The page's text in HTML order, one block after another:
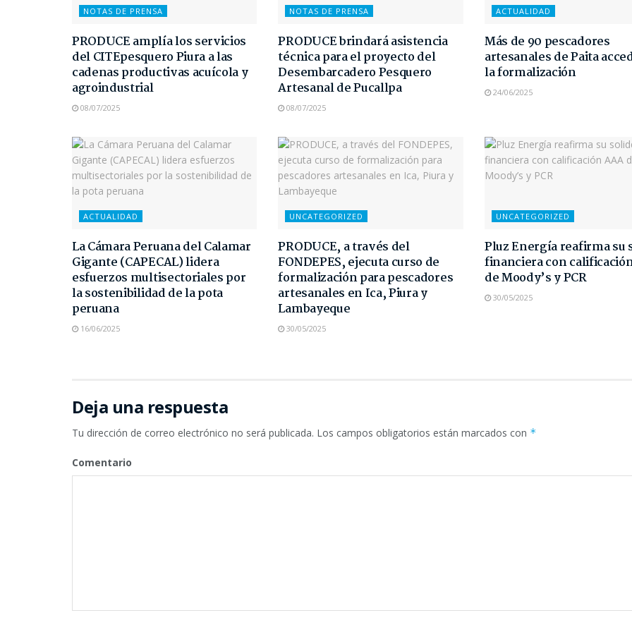
NOTAS DE PRENSA
PRODUCE amplía los servicios
del CITEpesquero Piura a las
cadenas productivas acuícola y
agroindustrial
08/07/2025
NOTAS DE PRENSA
PRODUCE brindará asistencia
técnica para el proyecto del
Desembarcadero Pesquero
Artesanal de Pucallpa
08/07/2025
ACTUALIDAD
Más de 90 pescadores
artesanales de Paita
la formalización
24/06/2025
ACTUALIDAD
La Cámara Peruana del Calamar
Gigante (CAPECAL) lidera
esfuerzos multisectoriales por
la sostenibilidad de la pota
peruana
16/06/2025
UNCATEGORIZED
PRODUCE, a través del
FONDEPES, ejecuta curso de
formalización para pescadores
artesanales en Ica, Piura y
Lambayeque
30/05/2025
UNCATEGORIZED
Pluz Energía reafirma su
financiera con
de Moody’s y PCR
30/05/2025
Deja una respuesta
Tu dirección de correo electrónico no será publicada. Los campos obligatorios están marcados con *
Comentario